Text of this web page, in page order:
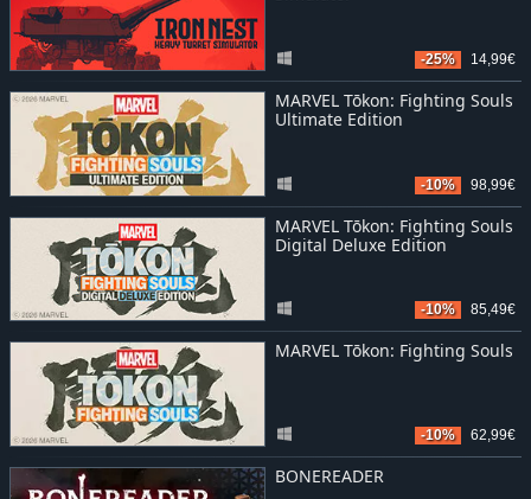
-25% 14,99€
MARVEL Tōkon: Fighting Souls
Ultimate Edition
-10% 98,99€
MARVEL Tōkon: Fighting Souls
Digital Deluxe Edition
-10% 85,49€
MARVEL Tōkon: Fighting Souls
-10% 62,99€
BONEREADER